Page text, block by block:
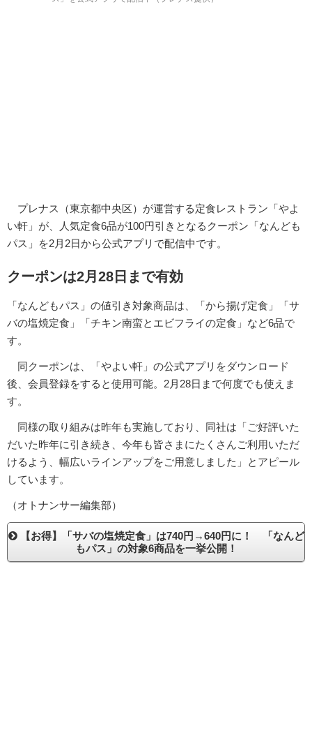
プレナス（東京都中央区）が運営する定食レストラン「やよ
い軒」が、人気定食6品が100円引きとなるクーポン「なんども
パス」を2月2日から公式アプリで配信中です。
クーポンは2月28日まで有効
「なんどもパス」の値引き対象商品は、「から揚げ定食」「サ
バの塩焼定食」「チキン南蛮とエビフライの定食」など6品で
す。
同クーポンは、「やよい軒」の公式アプリをダウンロード
後、会員登録をすると使用可能。2月28日まで何度でも使えま
す。
同様の取り組みは昨年も実施しており、同社は「ご好評いた
だいた昨年に引き続き、今年も皆さまにたくさんご利用いただ
けるよう、幅広いラインアップをご用意しました」とアピール
しています。
（オトナンサー編集部）
【お得】「サバの塩焼定食」は740円→640円に！ 「なんど
もパス」の対象6商品を一挙公開！